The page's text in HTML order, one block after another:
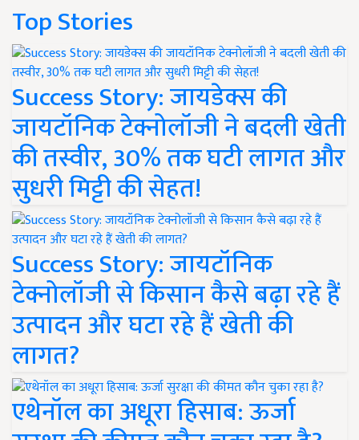
Top Stories
Success Story: जायडेक्स की
जायटॉनिक टेक्नोलॉजी ने बदली खेती
की तस्वीर, 30% तक घटी लागत और
सुधरी मिट्टी की सेहत!
Success Story: जायटॉनिक
टेक्नोलॉजी से किसान कैसे बढ़ा रहे हैं
उत्पादन और घटा रहे हैं खेती की
लागत?
एथेनॉल का अधूरा हिसाब: ऊर्जा